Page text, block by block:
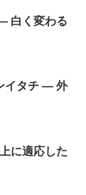
白く変わる
イタチ ― 外
に適応した